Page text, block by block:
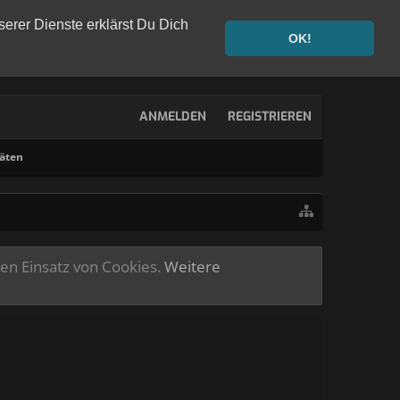
Dienste erklärst Du Dich
OK!
ANMELDEN REGISTRIEREN
Einsatz von Cookies. Weitere